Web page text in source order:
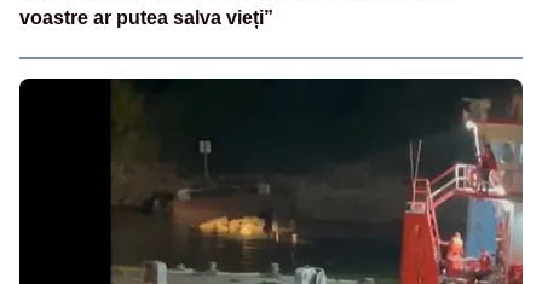
voastre ar putea salva vieți”